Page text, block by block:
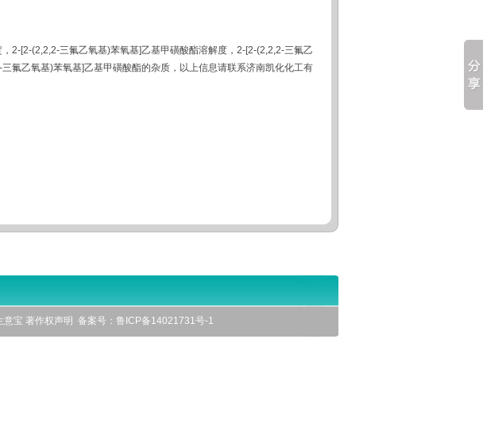
2-[2-(2,2,2-三氟乙氧基)苯氧基]乙基甲磺酸酯溶解度，2-[2-(2,2,2-三氟乙
氟乙氧基)苯氧基]乙基甲磺酸酯的杂质，以上信息请联系济南凯化化工有
意宝 著作权声明 备案号：鲁ICP备14021731号-1